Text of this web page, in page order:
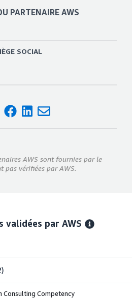
PARTENAIRE AWS
SOCIAL
AWS sont fournies par le
pas vérifiées par AWS.
validées par AWS
Consulting Competency